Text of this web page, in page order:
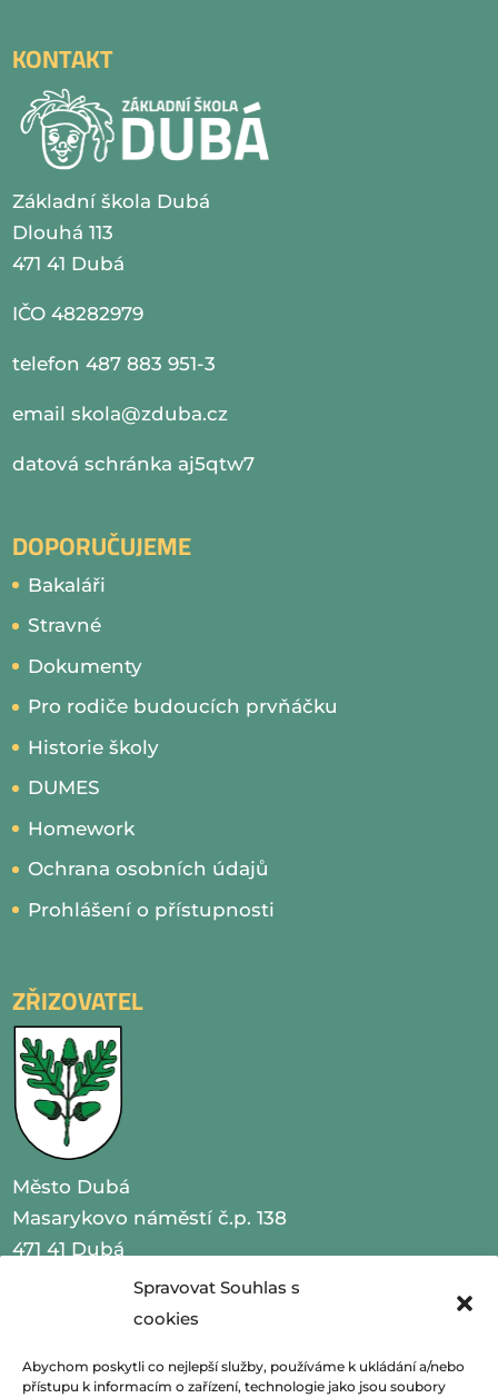
Spravovat Souhlas s
cookies
Abychom poskytli co nejlepší služby, používáme k ukládání a/nebo
přístupu k informacím o zařízení, technologie jako jsou soubory
KONTAKT
Základní škola Dubá
Dlouhá 113
471 41 Dubá
IČO 48282979
telefon 487 883 951-3
emailskola@zduba.cz
datová schránka aj5qtw7
DOPORUČUJEME
Bakaláři
Stravné
Dokumenty
Pro rodiče budoucích prvňáčku
Historie školy
DUMES
Homework
Ochrana osobních údajů
Prohlášení o přístupnosti
ZŘIZOVATEL
Město Dubá
Masarykovo náměstí č.p. 138
471 41 Dubá
IČO 00260479